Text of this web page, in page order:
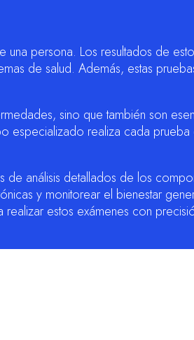
persona. Los resultados de
de salud. Además, estas
sino que también son
especializado realiza cada
análisis detallados de los
y monitorear el bienestar
estos exámenes con